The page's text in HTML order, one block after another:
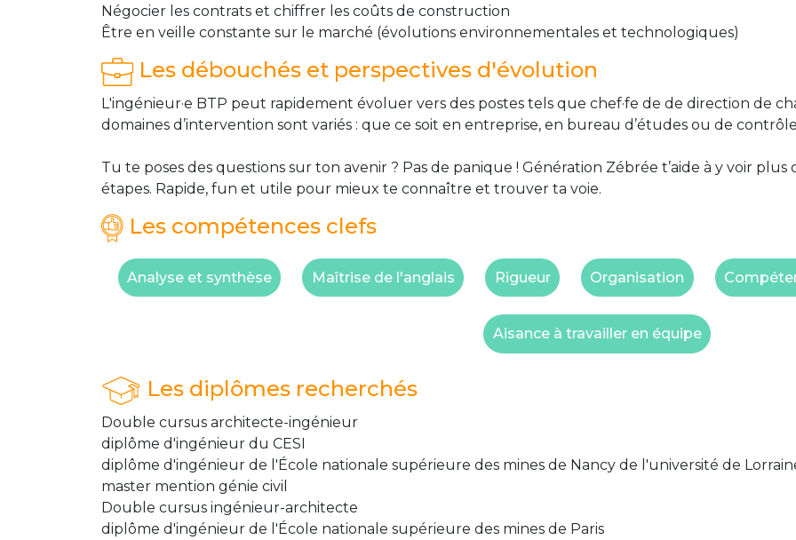
Négocier les contrats et chiffrer les coûts de construction
Être en veille constante sur le marché (évolutions environnementales et technologiques)
Les débouchés et perspectives d'évolution
L'ingénieur·e BTP peut rapidement évoluer vers des postes tels que chef·fe de de direction de
domaines d’intervention sont variés : que ce soit en entreprise, en bureau d’études ou de
Tu te poses des questions sur ton avenir ? Pas de panique ! Génération Zébrée t’aide à y voir plus
étapes. Rapide, fun et utile pour mieux te connaître et trouver ta voie.
Les compétences clefs
Analyse et synthèse Maîtrise de l'anglais Rigueur Organisation
Aisance à travailler en équipe
Les diplômes recherchés
Double cursus architecte-ingénieur
diplôme d'ingénieur du CESI
diplôme d'ingénieur de l'École nationale supérieure des mines de Nancy de l'université de
master mention génie civil
Double cursus ingénieur-architecte
diplôme d'ingénieur de l'École nationale supérieure des mines de Paris